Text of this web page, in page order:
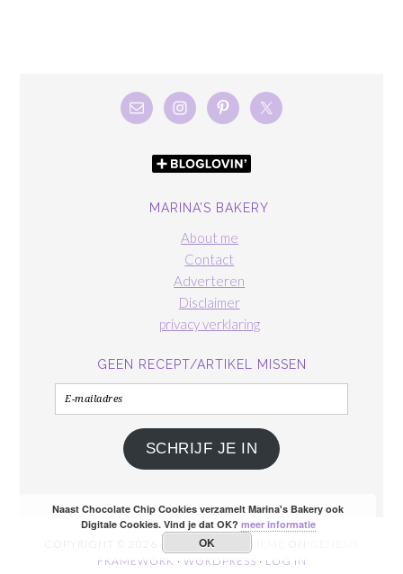
MARINA’S BAKERY
About me
Contact
Adverteren
Disclaimer
privacy verklaring
GEEN RECEPT/ARTIKEL MISSEN
E-
mailadres
SCHRIJF JE IN
COPYRIGHT © 2026 · FOODIE PRO THEME
FRAMEWORK · WORDPRESS · LOG IN
Naast Chocolate Chip Cookies verzamelt Marina's Bakery ook
Digitale Cookies. Vind je dat OK? meer informatie
OK